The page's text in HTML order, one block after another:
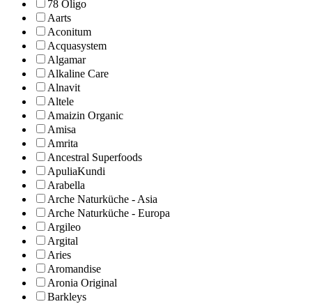
78 Oligo
Aarts
Aconitum
Acquasystem
Algamar
Alkaline Care
Alnavit
Altele
Amaizin Organic
Amisa
Amrita
Ancestral Superfoods
ApuliaKundi
Arabella
Arche Naturküche - Asia
Arche Naturküche - Europa
Argileo
Argital
Aries
Aromandise
Aronia Original
Barkleys